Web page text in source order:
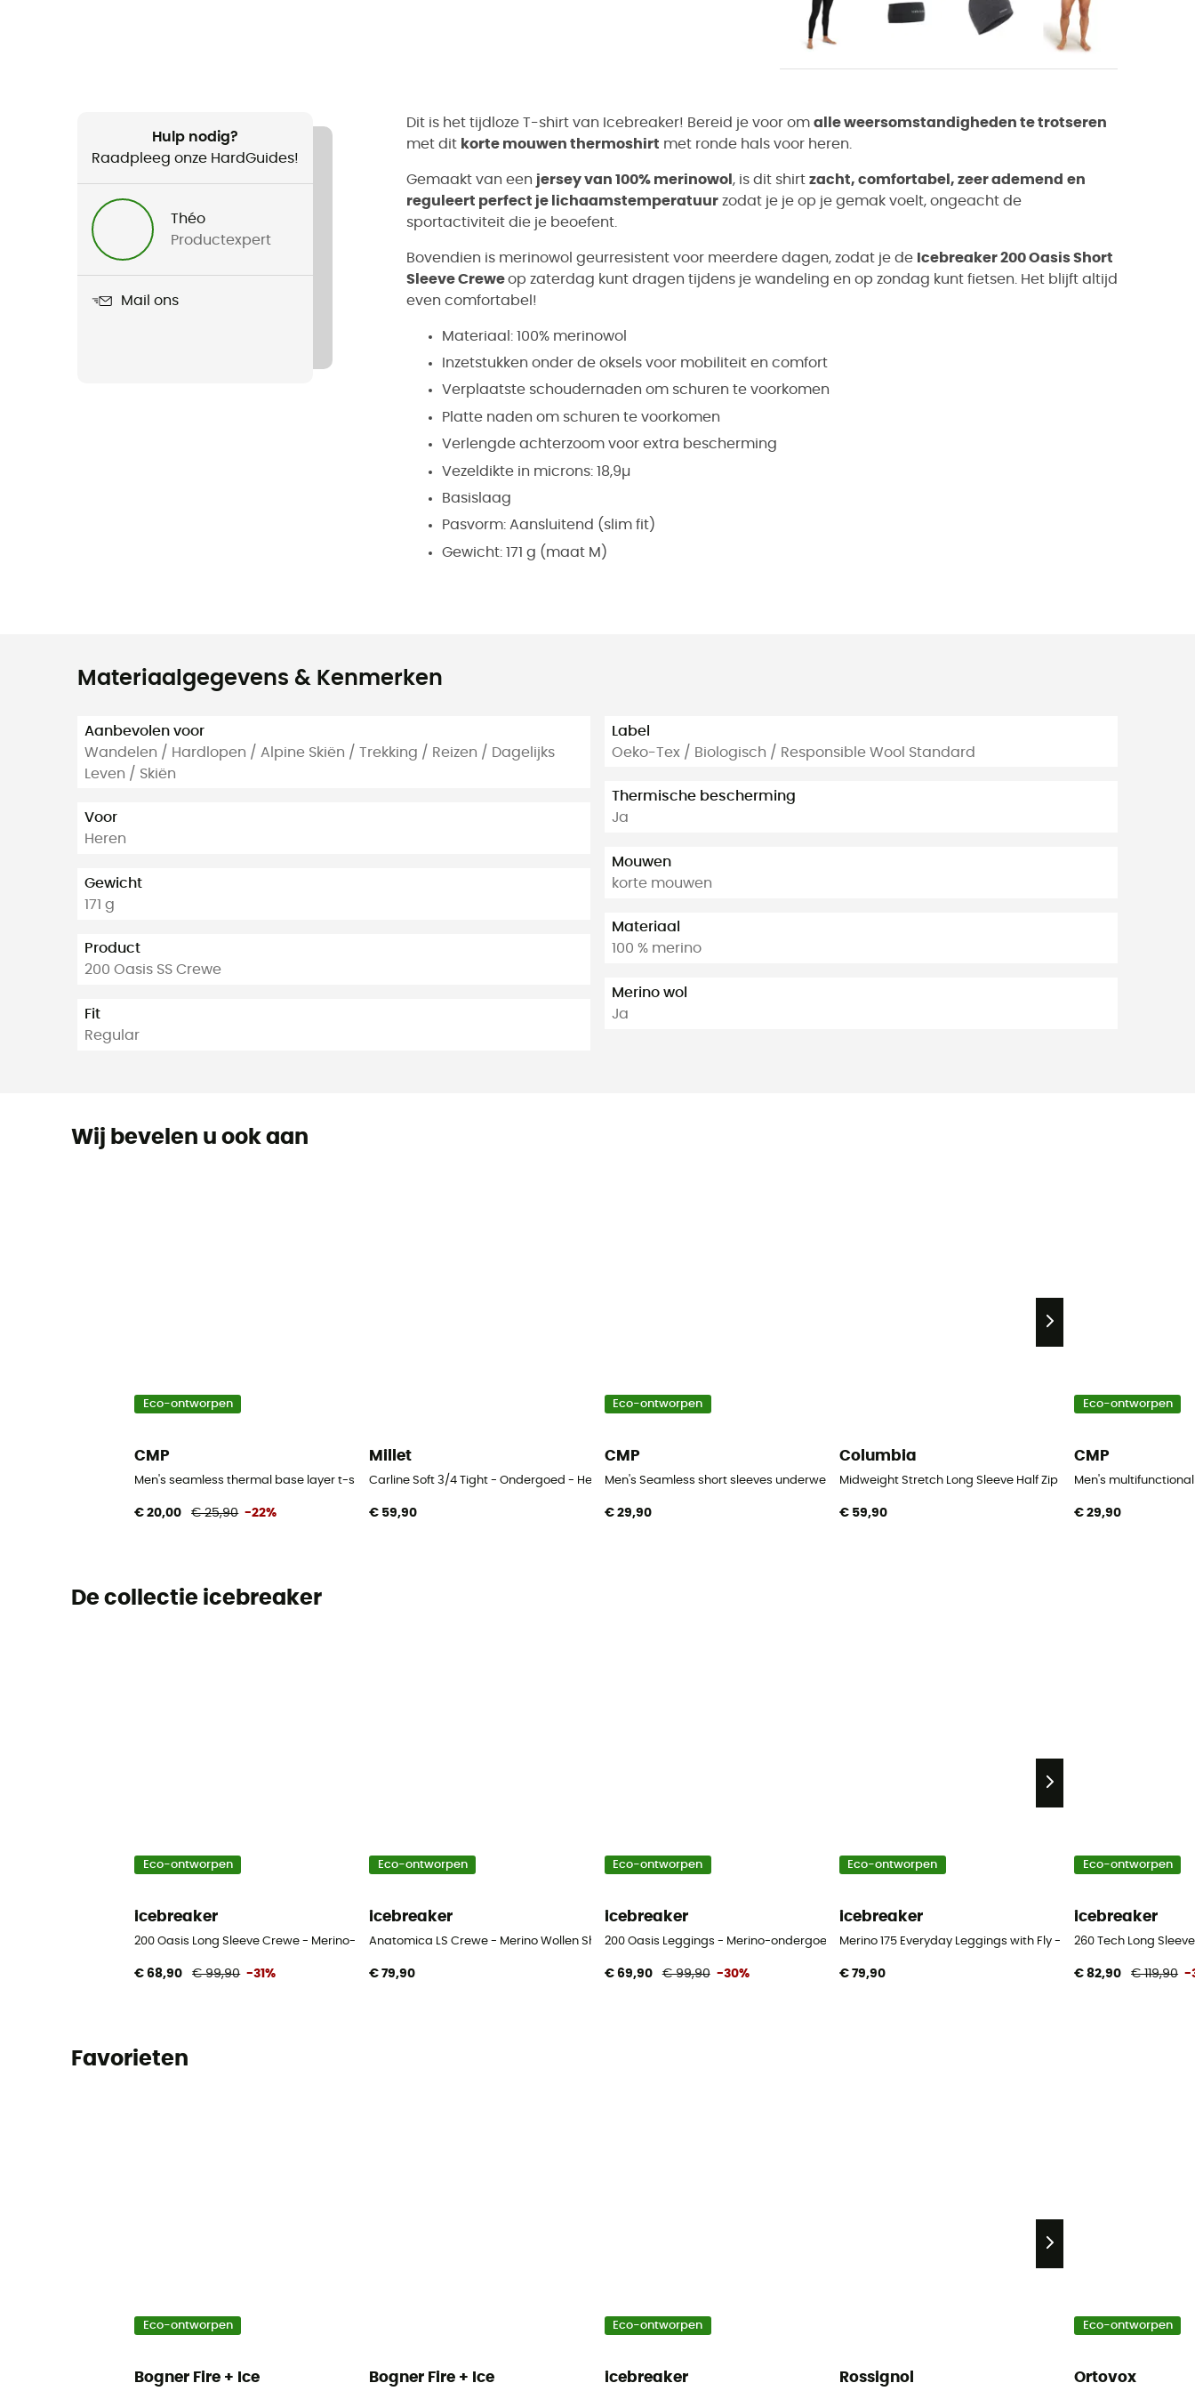
Hulp nodig?
Raadpleeg onze HardGuides!
Théo
Productexpert
Mail ons
Dit is het tijdloze T-shirt van Icebreaker! Bereid je voor om alle weersomstandigheden te trotseren
met dit korte mouwen thermoshirt met ronde hals voor heren.
Gemaakt van een jersey van 100% merinowol , is dit shirt zacht, comfortabel, zeer ademend en
reguleert perfect je lichaamstemperatuur zodat je je op je gemak voelt, ongeacht de
sportactiviteit die je beoefent.
Bovendien is merinowol geurresistent voor meerdere dagen, zodat je de Icebreaker 200 Oasis Short
Sleeve Creweop zaterdag kunt dragen tijdens je wandeling en op zondag kunt fietsen. Het blijft altijd
even comfortabel!
Materiaal: 100% merinowol
Inzetstukken onder de oksels voor mobiliteit en comfort
Verplaatste schoudernaden om schuren te voorkomen
Platte naden om schuren te voorkomen
Verlengde achterzoom voor extra bescherming
Vezeldikte in microns: 18,9µ
Basislaag
Pasvorm: Aansluitend (slim fit)
Gewicht: 171 g (maat M)
Materiaalgegevens & Kenmerken
Aanbevolen voor
Wandelen / Hardlopen / Alpine Skiën / Trekking / Reizen / Dagelijks
Leven / Skiën
Voor
Heren
Gewicht
171 g
Product
200 Oasis SS Crewe
Fit
Regular
Label
Oeko-Tex / Biologisch / Responsible Wool Standard
Thermische bescherming
Ja
Mouwen
korte mouwen
Materiaal
100 % merino
Merino wol
Ja
Wij bevelen u ook aan
Eco-ontworpen
CMP
Men's seamless thermal base layer t-shirt - Ondergoed - Heren
€ 20,00 € 25,90 -22%
Millet
Carline Soft 3/4 Tight - Ondergoed - Heren
€ 59,90
Eco-ontworpen
CMP
Men's Seamless short sleeves underwear jersey - Ondergoed - Heren
€ 29,90
Columbia
Midweight Stretch Long Sleeve Half Zip - Ondergoed - Heren
€ 59,90
Eco-ontworpen
CMP
Men's
€ 29,90
De collectie icebreaker
Eco-ontworpen
icebreaker
200 Oasis Long Sleeve Crewe - Merino-ondergoed - Heren
€ 68,90 € 99,90 -31%
Eco-ontworpen
icebreaker
Anatomica LS Crewe - Merino Wollen Shirt - Heren
€ 79,90
Eco-ontworpen
icebreaker
200 Oasis Leggings - Merino-ondergoed - Heren
€ 69,90 € 99,90 -30%
Eco-ontworpen
icebreaker
Merino 175 Everyday Leggings with Fly - Thermische
€ 79,90
Eco-ontworpen
icebreaker
260 Tech Long
€ 82,90 € 119,90 -
Favorieten
Eco-ontworpen
Bogner Fire + Ice Bogner Fire + Ice
Eco-ontworpen
icebreaker Rossignol
Eco-ontworpen
Ortovox